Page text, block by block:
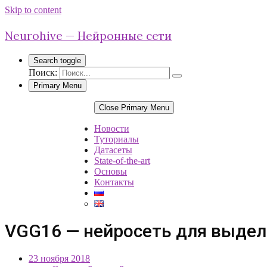
Skip to content
Neurohive — Нейронные сети
Search toggle
Поиск:
Primary Menu
Close Primary Menu
Новости
Туториалы
Датасеты
State-of-the-art
Основы
Контакты
VGG16 — нейросеть для
23 ноября 2018